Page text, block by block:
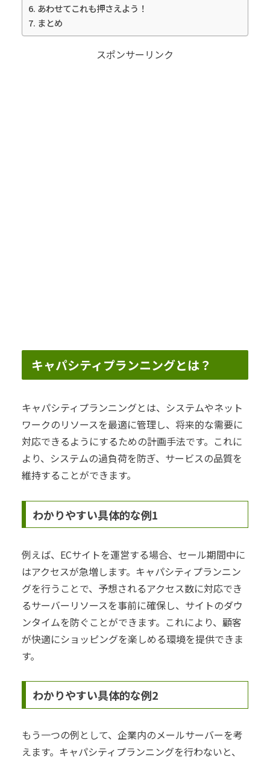
あわせてこれも押さえよう！
まとめ
スポンサーリンク
キャパシティプランニングとは？
キャパシティプランニングとは、システムやネット
ワークのリソースを最適に管理し、将来的な需要に
対応できるようにするための計画手法です。これに
より、システムの過負荷を防ぎ、サービスの品質を
維持することができます。
わかりやすい具体的な例1
例えば、ECサイトを運営する場合、セール期間中に
はアクセスが急増します。キャパシティプランニン
グを行うことで、予想されるアクセス数に対応でき
るサーバーリソースを事前に確保し、サイトのダウ
ンタイムを防ぐことができます。これにより、顧客
が快適にショッピングを楽しめる環境を提供できま
す。
わかりやすい具体的な例2
もう一つの例として、企業内のメールサーバーを考
えます。キャパシティプランニングを行わないと、